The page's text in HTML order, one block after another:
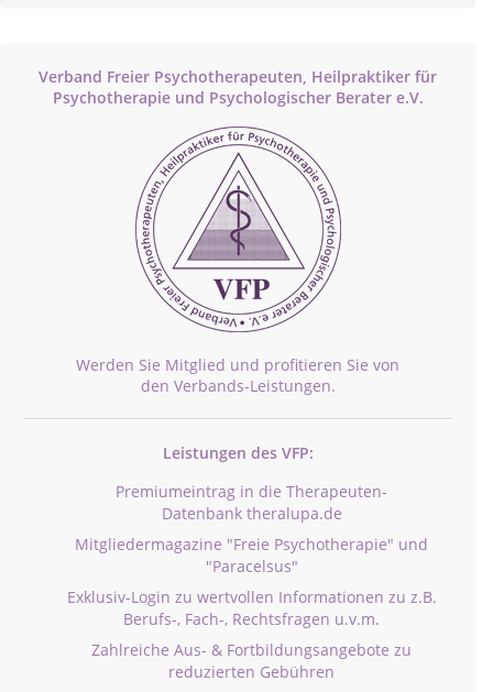
Verband Freier Psychotherapeuten, Heilpraktiker für
Psychotherapie und Psychologischer Berater e.V.
Werden Sie Mitglied und profitieren Sie von
den Verbands-Leistungen.
Leistungen des VFP:
Premiumeintrag in die Therapeuten-
Datenbank theralupa.de
Mitgliedermagazine "Freie Psychotherapie" und
"Paracelsus"
Exklusiv-Login zu wertvollen Informationen zu z.B.
Berufs-, Fach-, Rechtsfragen u.v.m.
Zahlreiche Aus- & Fortbildungsangebote zu
reduzierten Gebühren